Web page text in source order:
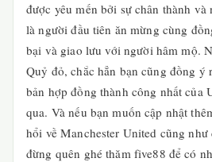
được yêu mến bởi sự chân thành
là người đầu tiên ăn mừng cùng
bại và giao lưu với người hâm mộ.
Quỷ đỏ, chắc hẳn bạn cũng đồng ý
bản hợp đồng thành công nhất của
qua. Và nếu bạn muốn cập nhật
hổi về Manchester United cũng như
đừng quên ghé thăm five88 để có